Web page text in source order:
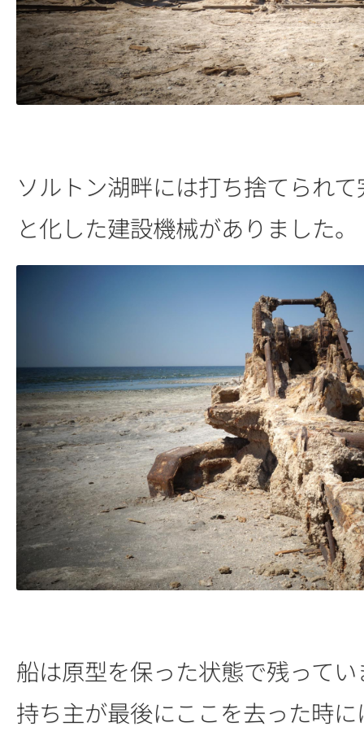
ソルトン湖畔には打ち捨てられ
と化した建設機械がありました。
船は原型を保った状態で残って
持ち主が最後にここを去った時